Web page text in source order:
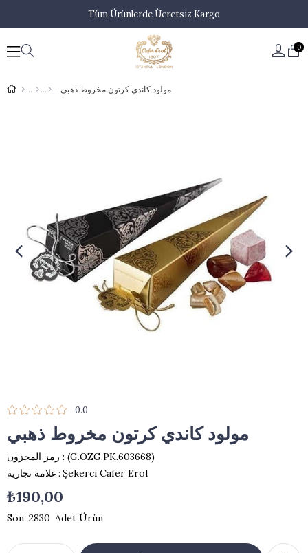
Tüm Ürünlerde Ücretsiz Kargo
0
مولود كاندي كرتون مخروط ذهبي
0.0
مولود كاندي كرتون مخروط ذهبي
رمز المخزون
(G.OZG.PK.603668)
علامة تجارية : Şekerci Cafer Erol
₺190,00
2830